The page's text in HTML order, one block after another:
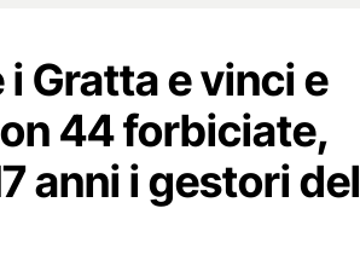
Gratta e vinci e
44 forbiciate,
anni i gestori del